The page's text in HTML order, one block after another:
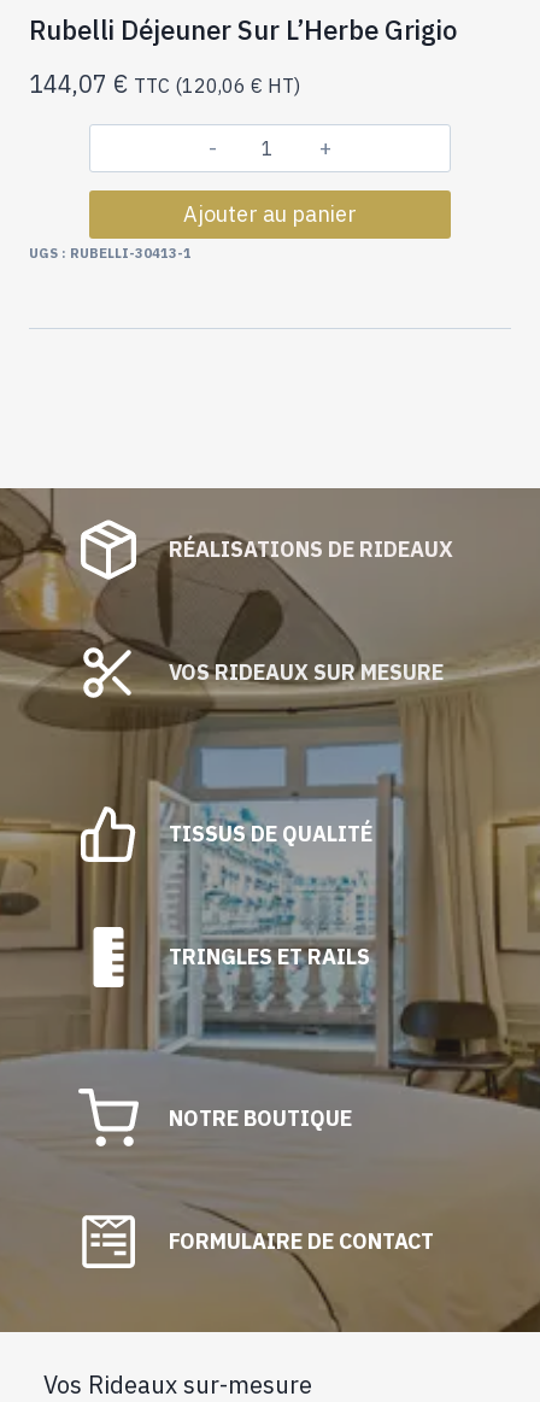
Rubelli Déjeuner Sur L’Herbe Grigio
144,07 € TTC (120,06 € HT)
quantité
de
Rubelli
Grigio
Ajouter au panier
UGS : RUBELLI-30413-1
RÉALISATIONS DE RIDEAUX
VOS RIDEAUX SUR MESURE
TISSUS DE QUALITÉ
TRINGLES ET RAILS
NOTRE BOUTIQUE
FORMULAIRE DE CONTACT
Vos Rideaux sur-mesure